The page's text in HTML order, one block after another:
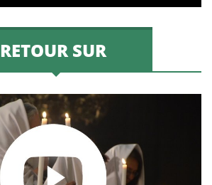
RETOUR SUR